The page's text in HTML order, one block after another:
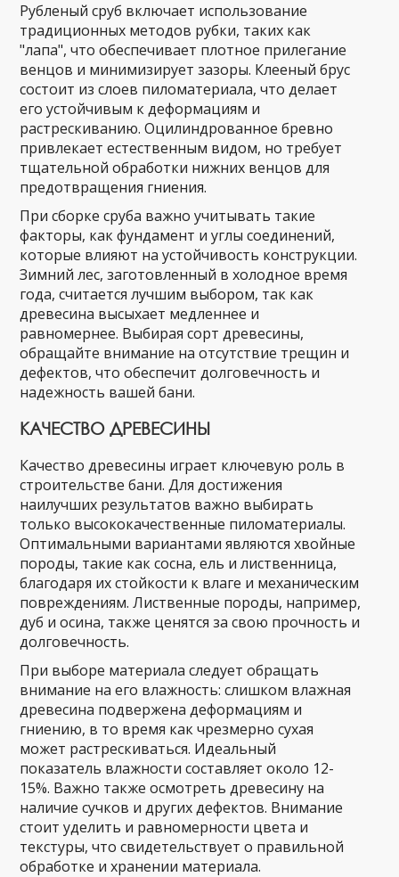
Рубленый сруб включает использование
традиционных методов рубки, таких как
"лапа", что обеспечивает плотное прилегание
венцов и минимизирует зазоры. Клееный брус
состоит из слоев пиломатериала, что делает
его устойчивым к деформациям и
растрескиванию. Оцилиндрованное бревно
привлекает естественным видом, но требует
тщательной обработки нижних венцов для
предотвращения гниения.
При сборке сруба важно учитывать такие
факторы, как фундамент и углы соединений,
которые влияют на устойчивость конструкции.
Зимний лес, заготовленный в холодное время
года, считается лучшим выбором, так как
древесина высыхает медленнее и
равномернее. Выбирая сорт древесины,
обращайте внимание на отсутствие трещин и
дефектов, что обеспечит долговечность и
надежность вашей бани.
КАЧЕСТВО ДРЕВЕСИНЫ
Качество древесины играет ключевую роль в
строительстве бани. Для достижения
наилучших результатов важно выбирать
только высококачественные пиломатериалы.
Оптимальными вариантами являются хвойные
породы, такие как сосна, ель и лиственница,
благодаря их стойкости к влаге и механическим
повреждениям. Лиственные породы, например,
дуб и осина, также ценятся за свою прочность и
долговечность.
При выборе материала следует обращать
внимание на его влажность: слишком влажная
древесина подвержена деформациям и
гниению, в то время как чрезмерно сухая
может растрескиваться. Идеальный
показатель влажности составляет около 12-
15%. Важно также осмотреть древесину на
наличие сучков и других дефектов. Внимание
стоит уделить и равномерности цвета и
текстуры, что свидетельствует о правильной
обработке и хранении материала.